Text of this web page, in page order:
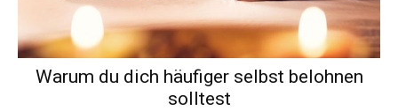
Warum du dich häufiger selbst belohnen
solltest